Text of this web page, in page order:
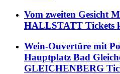
Vom zweiten Gesicht
HALLSTATT Tickets
Wein-Ouvertüre mit
Hauptplatz Bad
GLEICHENBERG